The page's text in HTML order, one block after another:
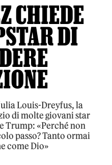
CHIEDE
DI
Louis-Dreyfus, la
di molte giovani star
Trump: «Perché non
passo? Tanto ormai
come Dio»